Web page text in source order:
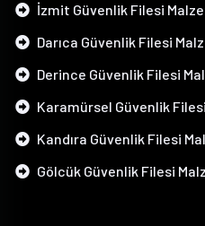
İzmit Güvenlik Filesi
Darıca Güvenlik Filesi
Derince Güvenlik Filesi
Karamürsel Güvenlik
Kandıra Güvenlik Filesi
Gölcük Güvenlik Filesi